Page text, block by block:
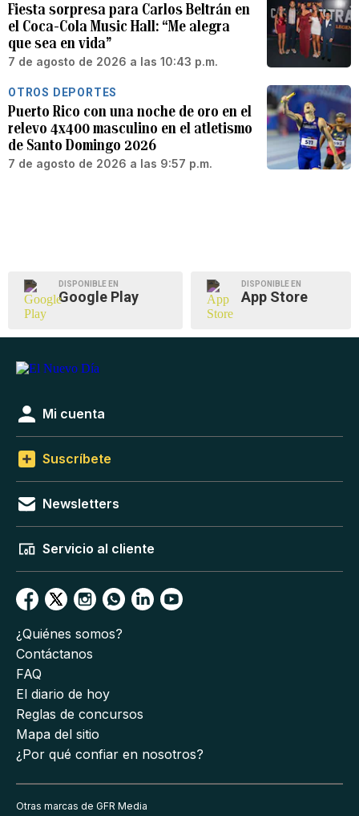
Fiesta sorpresa para Carlos Beltrán en
el Coca-Cola Music Hall: “Me alegra
que sea en vida”
7 de agosto de 2026 a las 10:43 p.m.
OTROS DEPORTES
Puerto Rico con una noche de oro en el
relevo 4x400 masculino en el atletismo
de Santo Domingo 2026
7 de agosto de 2026 a las 9:57 p.m.
DISPONIBLE EN
Google Play
DISPONIBLE EN
App Store
Mi cuenta
Suscríbete
Newsletters
Servicio al cliente
¿Quiénes somos?
Contáctanos
FAQ
El diario de hoy
Reglas de concursos
Mapa del sitio
¿Por qué confiar en nosotros?
Otras marcas de GFR Media